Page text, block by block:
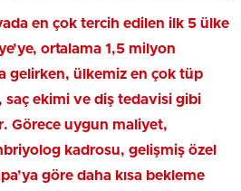
en çok tercih edilen ilk 5 ülke
ortalama 1,5 milyon
gelirken, ülkemiz en çok tüp
saç ekimi ve diş tedavisi gibi
Görece uygun maliyet,
kadrosu, gelişmiş özel
göre daha kısa bekleme